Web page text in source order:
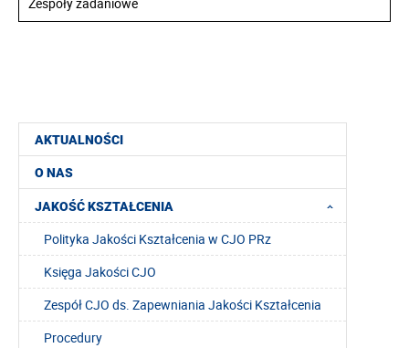
AKTUALNOŚCI
O NAS
JAKOŚĆ KSZTAŁCENIA
Polityka Jakości Kształcenia w CJO PRz
Księga Jakości CJO
Zespół CJO ds. Zapewniania Jakości Kształcenia
Procedury